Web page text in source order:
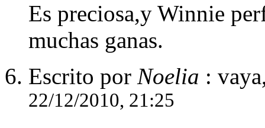
Es preciosa,y Winnie
muchas ganas.
Escrito por Noelia :
22/12/2010, 21:25